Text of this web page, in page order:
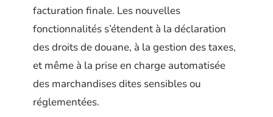
facturation finale. Les nouvelles
fonctionnalités s’étendent à la déclaration
des droits de douane, à la gestion des taxes,
et même à la prise en charge automatisée
des marchandises dites sensibles ou
réglementées.